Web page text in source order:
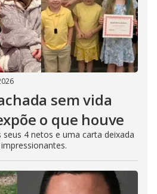
sem vida
o que houve
4 netos e uma carta deixada